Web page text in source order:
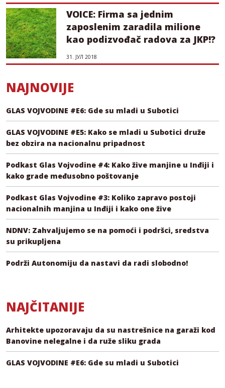
VOICE: Firma sa jednim
zaposlenim zaradila milione
kao podizvođač radova za JKP!?
31. ЈУЛ 2018
NAJNOVIJE
GLAS VOJVODINE #E6: Gde su mladi u Subotici
GLAS VOJVODINE #E5: Kako se mladi u Subotici druže
bez obzira na nacionalnu pripadnost
Podkast Glas Vojvodine #4: Kako žive manjine u Inđiji i
kako grade međusobno poštovanje
Podkast Glas Vojvodine #3: Koliko zapravo postoji
nacionalnih manjina u Inđiji i kako one žive
NDNV: Zahvaljujemo se na pomoći i podršci, sredstva
su prikupljena
Podrži Autonomiju da nastavi da radi slobodno!
NAJČITANIJE
Arhitekte upozoravaju da su nastrešnice na garaži kod
Banovine nelegalne i da ruže sliku grada
GLAS VOJVODINE #E6: Gde su mladi u Subotici